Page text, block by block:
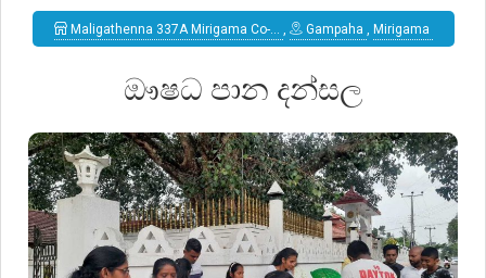
Maligathenna 337A Mirigama Co-… , Gampaha , Mirigama
ඖෂධ පාන දන්සල